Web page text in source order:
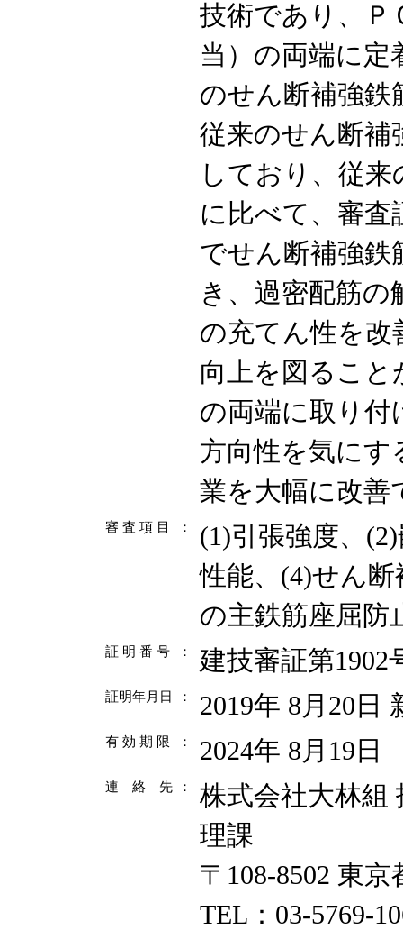
技術であり、Ｐ
当）の両端に定
のせん断補強鉄
従来のせん断補
しており、従
に比べて、審査
でせん断補強鉄
き、過密配筋
の充てん性を改
向上を図るこ
の両端に取り付
方向性を気にす
業を大幅に改善
審 査 項 目 ：
(1)引張強度、
性能、(4)せん
の主鉄筋座屈防
証 明 番 号 ： 建技審証第1902
証明年月日 ： 2019年 8月20日
有 効 期 限 ： 2024年 8月19日
連 絡 先 ：
株式会社大林組
理課
〒108-8502 東
TEL：03-5769-